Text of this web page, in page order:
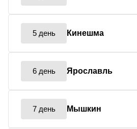
5 день Кинешма
6 день Ярославль
7 день Мышкин